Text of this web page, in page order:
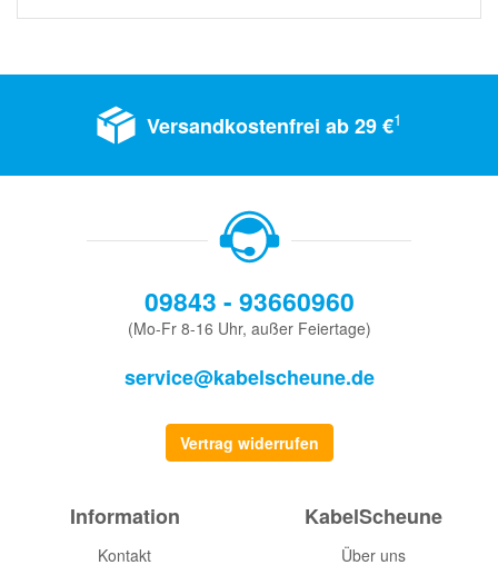
Versandkostenfrei ab 29 €1
09843 - 93660960
(Mo-Fr 8-16 Uhr, außer Feiertage)
service@kabelscheune.de
Vertrag widerrufen
Information
Kontakt
KabelScheune
Über uns